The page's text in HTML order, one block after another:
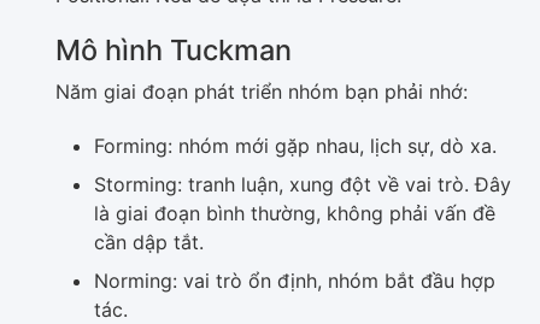
Mô hình Tuckman
Năm giai đoạn phát triển nhóm bạn phải nhớ:
Forming: nhóm mới gặp nhau, lịch sự, dò xa.
Storming: tranh luận, xung đột về vai trò. Đây
là giai đoạn bình thường, không phải vấn đề
cần dập tắt.
Norming: vai trò ổn định, nhóm bắt đầu hợp
tác.